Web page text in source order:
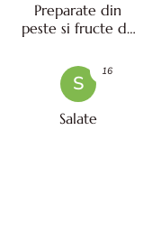
Preparate din
peste si fructe de
S
Salate
16